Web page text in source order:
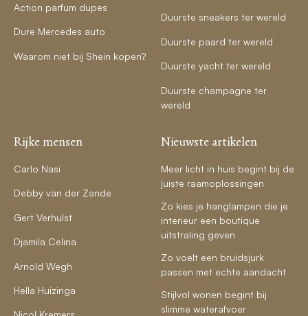
Action parfum dupes
Dure Mercedes auto
Waarom niet bij Shein kopen?
Duurste sneakers ter wereld
Duurste paard ter wereld
Duurste yacht ter wereld
Duurste champagne ter
wereld
Rijke mensen
Carlo Nasi
Debby van der Zande
Gert Verhulst
Djamila Celina
Arnold Wegh
Hella Huizinga
Nieuwste artikelen
Meer licht in huis begint bij de
juiste raamoplossingen
Zo kies je hanglampen die je
interieur een boutique
uitstraling geven
Zo voelt een bruidsjurk
passen met echte aandacht
Stijlvol wonen begint bij
slimme waterafvoer